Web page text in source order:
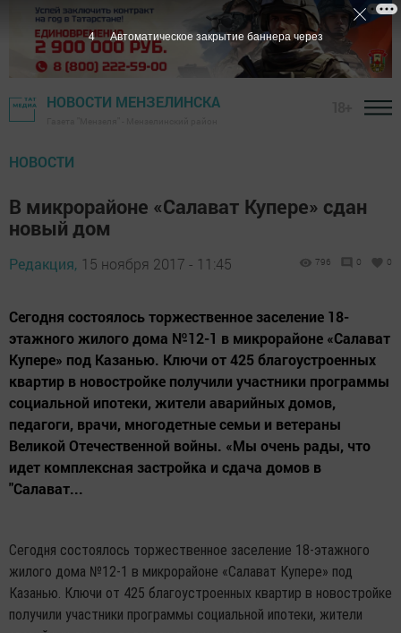
НОВОСТИ МЕНЗЕЛИНСКА
НОВОСТИ
В микрорайоне «Салават Купере» сдан
новый дом
Редакция, 15 ноября 2017 - 11:45 796 0 0
Сегодня состоялось торжественное заселение 18-
этажного жилого дома №12-1 в микрорайоне «Салават
Купере» под Казанью. Ключи от 425 благоустроенных
квартир в новостройке получили участники программы
социальной ипотеки, жители аварийных домов,
педагоги, врачи, многодетные семьи и ветераны
Великой Отечественной войны. «Мы очень рады, что
идет комплексная застройка и сдача домов в
"Салават...
Сегодня состоялось торжественное заселение 18-этажного
жилого дома №12-1 в микрорайоне «Салават Купере» под
Казанью. Ключи от 425 благоустроенных квартир в новостройке
получили участники программы социальной ипотеки, жители
2 Автоматическое закрытие баннера через